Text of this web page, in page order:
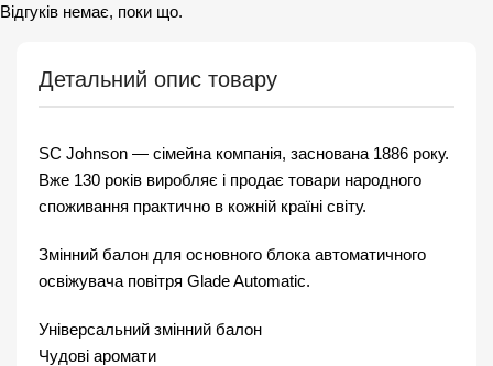
Детальний опис товару
SC Johnson — сімейна компанія, заснована 1886 року.
Вже 130 років виробляє і продає товари народного
споживання практично в кожній країні світу.
Змінний балон для основного блока автоматичного
освіжувача повітря Glade Automatic.
Універсальний змінний балон
Чудові аромати
Відгуків немає, поки що.